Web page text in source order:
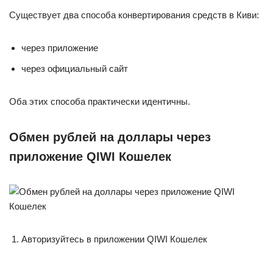
Существует два способа конвертирования средств в Киви:
через приложение
через официальный сайт
Оба этих способа практически идентичны.
Обмен рублей на доллары через
приложение QIWI Кошелек
Авторизуйтесь в приложении QIWI Кошелек